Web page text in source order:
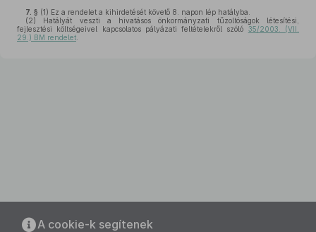
7. § (1) Ez a rendelet a kihirdetését követő 8. napon lép hatályba.
(2) Hatályát veszti a hivatásos önkormányzati tűzoltóságok létesítési,
fejlesztési költségeivel kapcsolatos pályázati feltételekről szóló 35/2003. (VII.
29.) BM rendelet
A cookie-k segítenek